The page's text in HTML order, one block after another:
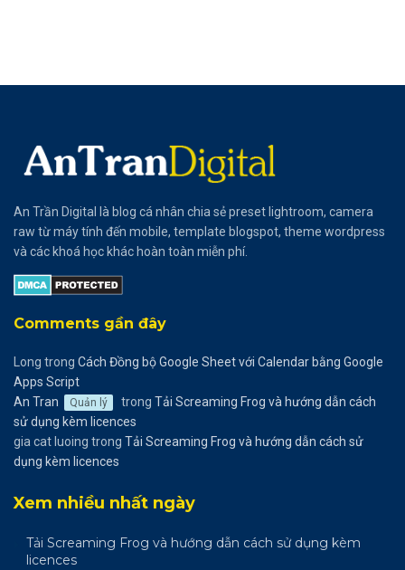
An Trần Digital là blog cá nhân chia sẻ preset lightroom, camera
raw từ máy tính đến mobile, template blogspot, theme wordpress
và các khoá học khác hoàn toàn miễn phí.
Comments gần đây
Long trong Cách Đồng bộ Google Sheet với Calendar bằng Google
Apps Script
An Tran
Quản lý trong Tải Screaming Frog và hướng dẫn cách
sử dụng kèm licences
gia cat luoing trong Tải Screaming Frog và hướng dẫn cách sử
dụng kèm licences
Xem nhiều nhất ngày
Tải Screaming Frog và hướng dẫn cách sử dụng kèm
licences